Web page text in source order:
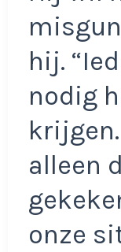
hij.
nodig
alleen
onze